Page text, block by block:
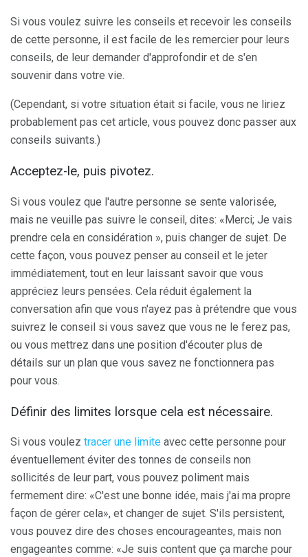
Si vous voulez suivre les conseils et recevoir les conseils
de cette personne, il est facile de les remercier pour leurs
conseils, de leur demander d'approfondir et de s'en
souvenir dans votre vie.
(Cependant, si votre situation était si facile, vous ne liriez
probablement pas cet article, vous pouvez donc passer aux
conseils suivants.)
Acceptez-le, puis pivotez.
Si vous voulez que l'autre personne se sente valorisée,
mais ne veuille pas suivre le conseil, dites: «Merci; Je vais
prendre cela en considération », puis changer de sujet. De
cette façon, vous pouvez penser au conseil et le jeter
immédiatement, tout en leur laissant savoir que vous
appréciez leurs pensées. Cela réduit également la
conversation afin que vous n'ayez pas à prétendre que vous
suivrez le conseil si vous savez que vous ne le ferez pas,
ou vous mettrez dans une position d'écouter plus de
détails sur un plan que vous savez ne fonctionnera pas
pour vous.
Définir des limites lorsque cela est nécessaire.
Si vous voulez tracer une limite avec cette personne pour
éventuellement éviter des tonnes de conseils non
sollicités de leur part, vous pouvez poliment mais
fermement dire: «C'est une bonne idée, mais j'ai ma propre
façon de gérer cela», et changer de sujet. S'ils persistent,
vous pouvez dire des choses encourageantes, mais non
engageantes comme: «Je suis content que ça marche pour